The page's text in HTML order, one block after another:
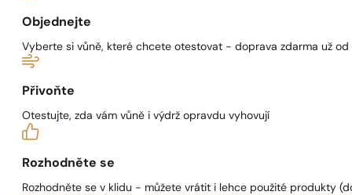
Objednejte
Vyberte si vůně, které chcete otestovat - doprava zdarma už
Přivoňte
Otestujte, zda vám vůně i výdrž opravdu vyhovují
Rozhodněte se
Rozhodněte se v klidu - můžete vrátit i lehce použité produkty